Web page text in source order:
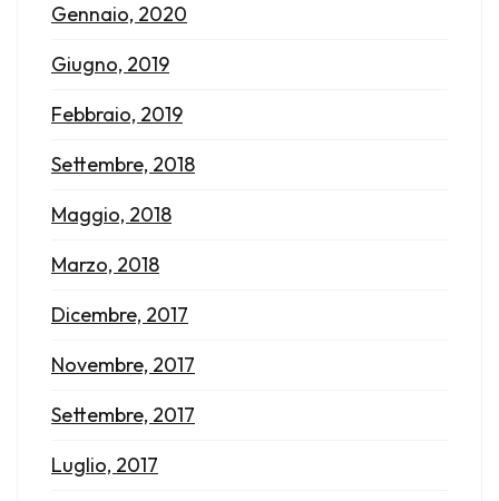
Gennaio, 2020
Giugno, 2019
Febbraio, 2019
Settembre, 2018
Maggio, 2018
Marzo, 2018
Dicembre, 2017
Novembre, 2017
Settembre, 2017
Luglio, 2017